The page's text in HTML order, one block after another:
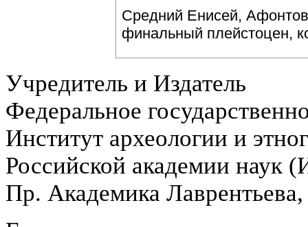
Средний Енисей,
финальный плейстоцен,
Учредитель и Издатель
Федеральное
Институт археологии и
Российской академии
Пр. Академика